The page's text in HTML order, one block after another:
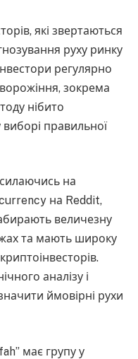
які звертаються
руху ринку
регулярно
зокрема
нібито
правильної
на
на Reddit,
величезну
та мають широку
аналізу і
ймовірні рухи
має групу у